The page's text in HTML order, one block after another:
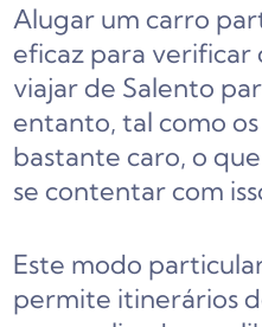
Alugar um carro
eficaz para verificar
viajar de Salento
entanto, tal como
bastante caro, o
se contentar com
Este modo
permite itinerários